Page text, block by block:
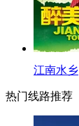
江南水乡
热门线路推荐